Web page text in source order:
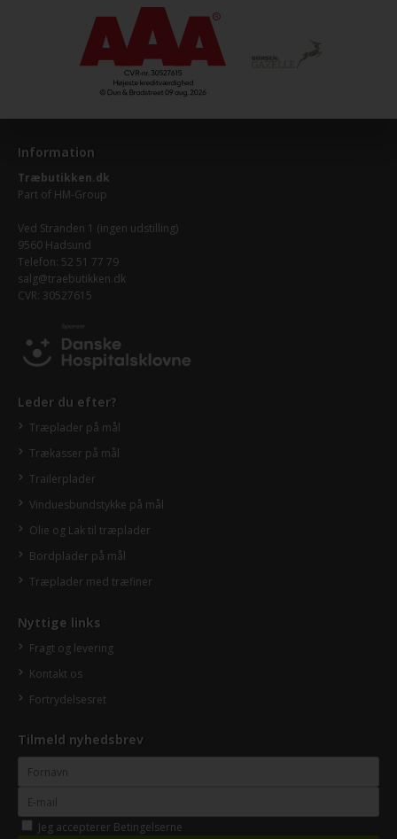
Information
Træbutikken.dk
Part of HM-Group
Ved Stranden 1 (ingen udstilling)
9560 Hadsund
Telefon: 52 51 77 79
salg@traebutikken.dk
CVR: 30527615
Leder du efter?
Træplader på mål
Trækasser på mål
Trailerplader
Vinduesbundstykke på mål
Olie og Lak til træplader
Bordplader på mål
Træplader med træfiner
Nyttige links
Fragt og levering
Kontakt os
Fortrydelsesret
Tilmeld nyhedsbrev
Jeg accepterer Betingelserne